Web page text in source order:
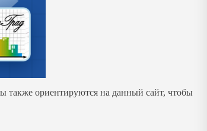
также ориентируются на данный сайт, чтобы